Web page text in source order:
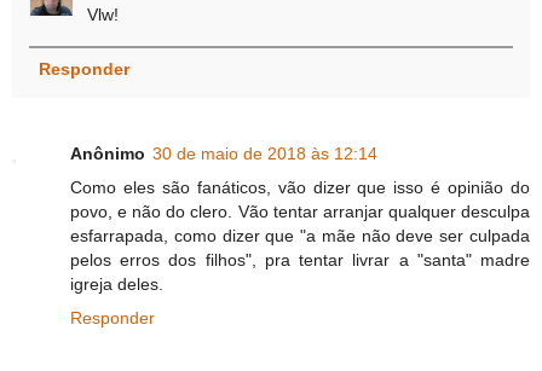
Vlw!
Responder
Anônimo 30 de maio de 2018 às 12:14
Como eles são fanáticos, vão dizer que isso é opinião do
povo, e não do clero. Vão tentar arranjar qualquer desculpa
esfarrapada, como dizer que "a mãe não deve ser culpada
pelos erros dos filhos", pra tentar livrar a "santa" madre
igreja deles.
Responder